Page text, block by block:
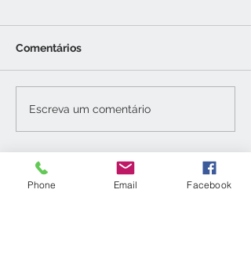
COMO LIMPAR TAPETE
SINTÉTICO
Comentários
Escreva um comentário
Tel. e WhatsApp
(21)
Phone Email Facebook